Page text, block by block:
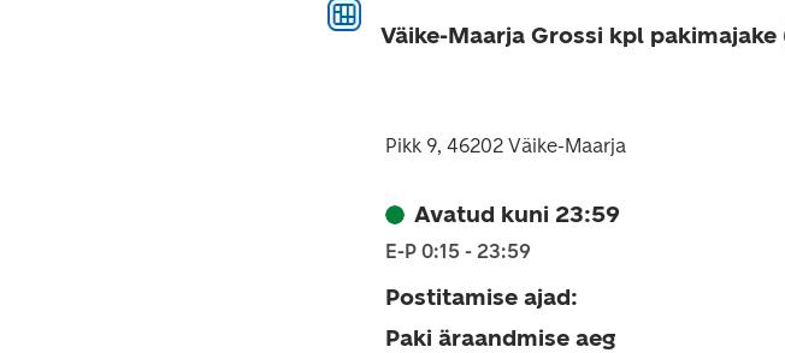
Väike-Maarja Grossi kpl
Pikk 9, 46202 Väike-Maarja
Avatud kuni 23:59
E-P 0:15 - 23:59
Postitamise ajad:
Paki äraandmise aeg